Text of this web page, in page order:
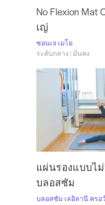
No Flexion Mat
เญ่
ซอนเจ เมโย
ระดับกลาง | มั่นคง
แผ่นรองแบบไ
บลอสซัม
บลอสซัม เลอิลานี ครอ